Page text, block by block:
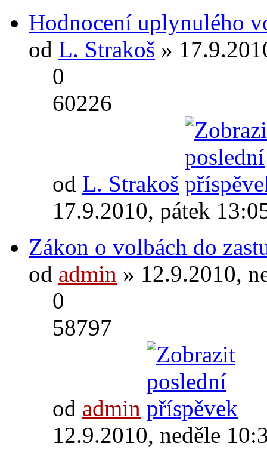
Hodnocení uplynulého
od L. Strakoš »
0
60226
od L. Strakoš
17.9.2010, pátek
Zákon o volbách do
od admin » 12.9.2010,
0
58797
od admin
12.9.2010, neděle